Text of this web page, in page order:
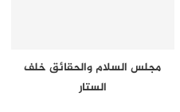
مجلس السلام والحقائق خلف
الستار